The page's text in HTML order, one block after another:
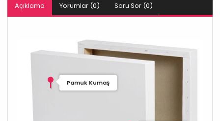
Açıklama Yorumlar (0) Soru Sor (0)
Pamuk Kumaş